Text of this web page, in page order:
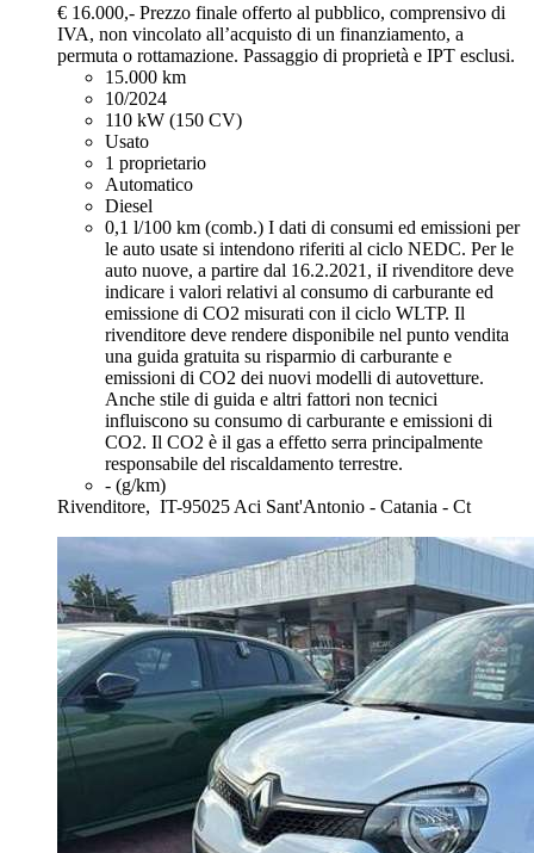
€ 16.000,- Prezzo finale offerto al pubblico, comprensivo di
IVA, non vincolato all’acquisto di un finanziamento, a
permuta o rottamazione. Passaggio di proprietà e IPT esclusi.
15.000 km
10/2024
110 kW (150 CV)
Usato
1 proprietario
Automatico
Diesel
0,1 l/100 km (comb.) I dati di consumi ed emissioni per
le auto usate si intendono riferiti al ciclo NEDC. Per le
auto nuove, a partire dal 16.2.2021, iI rivenditore deve
indicare i valori relativi al consumo di carburante ed
emissione di CO2 misurati con il ciclo WLTP. Il
rivenditore deve rendere disponibile nel punto vendita
una guida gratuita su risparmio di carburante e
emissioni di CO2 dei nuovi modelli di autovetture.
Anche stile di guida e altri fattori non tecnici
influiscono su consumo di carburante e emissioni di
CO2. Il CO2 è il gas a effetto serra principalmente
responsabile del riscaldamento terrestre.
- (g/km)
Rivenditore, IT-95025 Aci Sant'Antonio - Catania - Ct